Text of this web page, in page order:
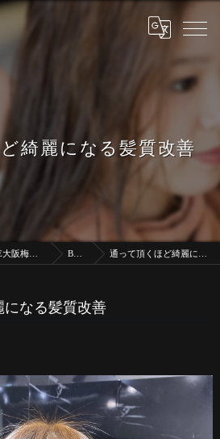
綺麗になる髪質改善
梅田の髪質改善はLAGRECE大阪梅田店【髪質改善】 BLOG 通って頂くほど綺麗になる髪質改善
なる髪質改善